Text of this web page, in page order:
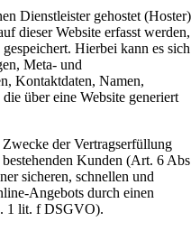
Dienstleister gehostet
dieser Website erfasst werden,
Hierbei kann es sich
Meta- und
Kontaktdaten, Namen,
über eine Website generiert
der Vertragserfüllung
Kunden (Art. 6
sicheren, schnellen und
Angebots durch einen
1 lit. f DSGVO).